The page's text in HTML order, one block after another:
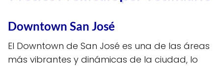
Downtown San José
El Downtown de San José es una de las áreas
más vibrantes y dinámicas de la ciudad, lo